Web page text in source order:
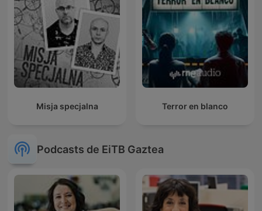
Misja specjalna Terror en blanco
Podcasts de EiTB Gaztea